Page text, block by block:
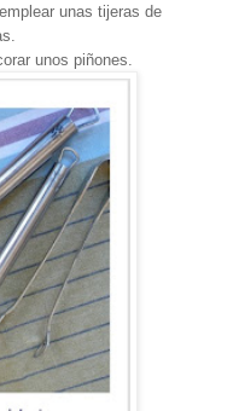
unas tijeras de
unos piñones.